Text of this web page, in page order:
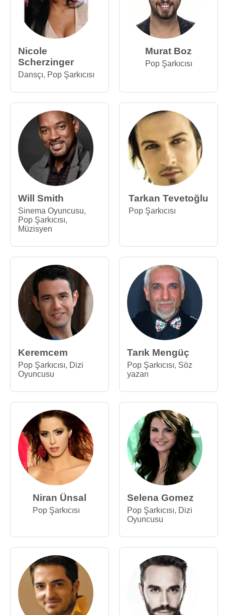
Nicole
Scherzinger
Dansçı, Pop Şarkıcısı
Murat Boz
Pop Şarkıcısı
Will Smith
Sinema Oyuncusu,
Pop Şarkıcısı,
Müzisyen
Tarkan Tevetoğlu
Pop Şarkıcısı
Keremcem
Pop Şarkıcısı, Dizi
Oyuncusu
Tarık Mengüç
Pop Şarkıcısı, Söz
yazarı
Niran Ünsal
Pop Şarkıcısı
Selena Gomez
Pop Şarkıcısı, Dizi
Oyuncusu